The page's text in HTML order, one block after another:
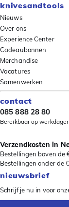
knivesandtools
Nieuws
Over ons
Experience Center
Cadeaubonnen
Merchandise
Vacatures
Samenwerken
contact
085 888 28 80
Bereikbaar op
Verzendkosten in
Bestellingen boven de
Bestellingen onder de
nieuwsbrief
Schrijf je nu in voor